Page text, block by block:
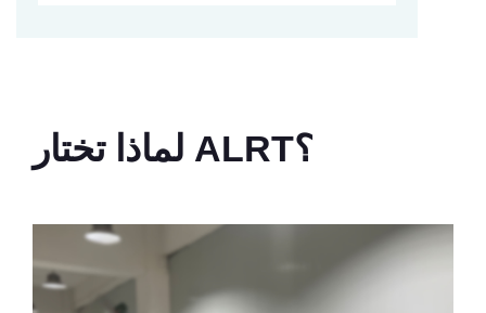
لماذا تختار ALRT؟